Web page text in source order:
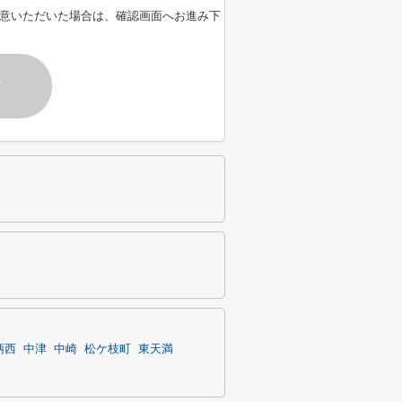
いただいた場合は、確認画面へお進み下
西 中津 中崎 松ケ枝町 東天満